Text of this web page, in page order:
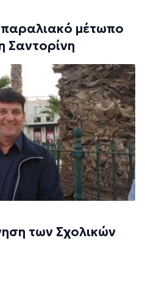
παραλιακό μέτωπο
Σαντορίνη
των Σχολικών